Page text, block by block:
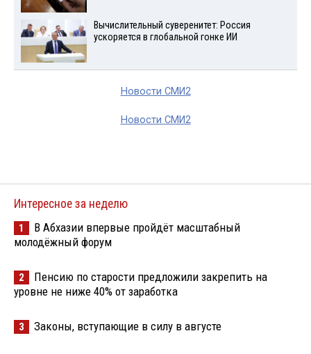
Вычислительный суверенитет: Россия
ускоряется в глобальной гонке ИИ
Новости СМИ2
Новости СМИ2
Интересное за неделю
1
В Абхазии впервые пройдёт масштабный
молодёжный форум
2
Пенсию по старости предложили закрепить на
уровне не ниже 40% от заработка
3 Законы, вступающие в силу в августе